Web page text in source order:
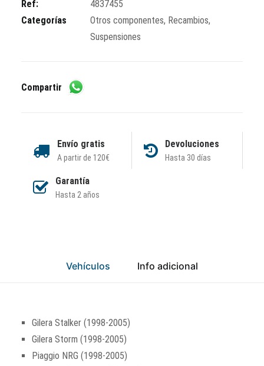
Ref:
4837455
Categorías
Otros componentes, Recambios,
Suspensiones
Compartir
Envío gratis
A partir de 120€
Devoluciones
Hasta 30 días
Garantía
Hasta 2 años
Vehículos Info adicional
Gilera Stalker (1998-2005)
Gilera Storm (1998-2005)
Piaggio NRG (1998-2005)